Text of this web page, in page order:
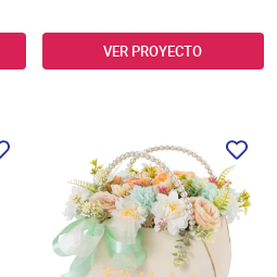
VER PROYECTO